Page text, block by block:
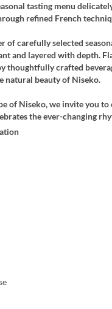
tasting menu
refined French
of carefully selected
and layered with depth.
thoughtfully crafted
natural beauty of Niseko.
of Niseko, we invite you to
the ever-changing